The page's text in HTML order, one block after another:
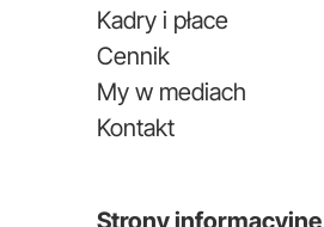
Kadry i płace
Cennik
My w mediach
Kontakt
Strony informacyjne